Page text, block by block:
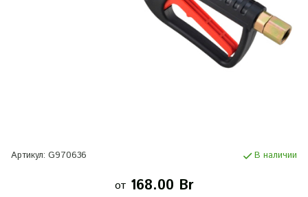
Артикул: G970636 В наличии
от 168.00 Br